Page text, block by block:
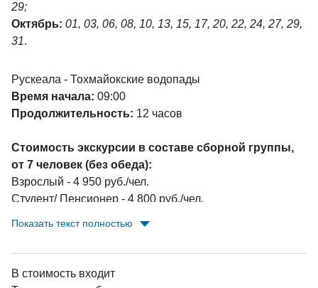
29;
Октябрь: 01, 03, 06, 08, 10, 13, 15, 17, 20, 22, 24, 27, 29,
31.
Рускеала - Тохмайокские водопады
Время начала: 09:00
Продолжительность: 12 часов
Стоимость экскурсии в составе сборной группы,
от 7 человек (без обеда):
Взрослый - 4 950 руб./чел.
Студент/ Пенсионер - 4 800 руб./чел.
1 человек: 25 200
2 - 3 человека: 13 200
Показать текст полностью
В стоимость входит